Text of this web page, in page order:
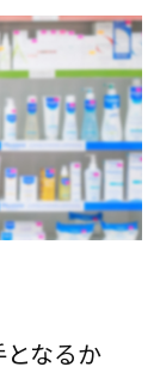
なるか